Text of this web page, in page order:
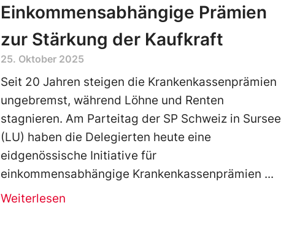
Einkommensabhängige Prämien
zur Stärkung der Kaufkraft
25. Oktober 2025
Seit 20 Jahren steigen die Krankenkassenprämien
ungebremst, während Löhne und Renten
stagnieren. Am Parteitag der SP Schweiz in Sursee
(LU) haben die Delegierten heute eine
eidgenössische Initiative für
einkommensabhängige Krankenkassenprämien
Weiterlesen